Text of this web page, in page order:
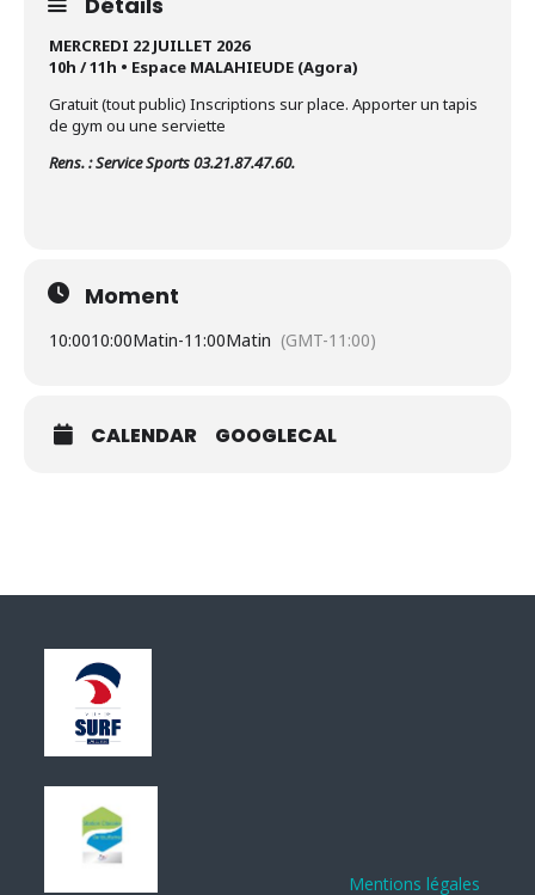
MERCREDI 22 JUILLET 2026
10h / 11h • Espace MALAHIEUDE (Agora)
Gratuit (tout public) Inscriptions sur place. Apporter un tapis
de gym ou une serviette
Rens. : Service Sports 03.21.87.47.60.
Moment
10:0010:00Matin-11:00Matin (GMT-11:00)
CALENDAR GOOGLECAL
Mentions légales